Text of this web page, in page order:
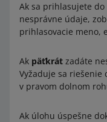
Ak sa prihlasujete
nesprávne údaje,
prihlasovacie meno,
Ak päťkrát zadáte
Vyžaduje sa riešenie
v pravom dolnom
Ak úlohu úspešne